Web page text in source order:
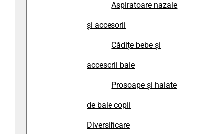
Aspiratoare nazale
și accesorii
Cădițe bebe și
accesorii baie
Prosoape și halate
de baie copii
Diversificare